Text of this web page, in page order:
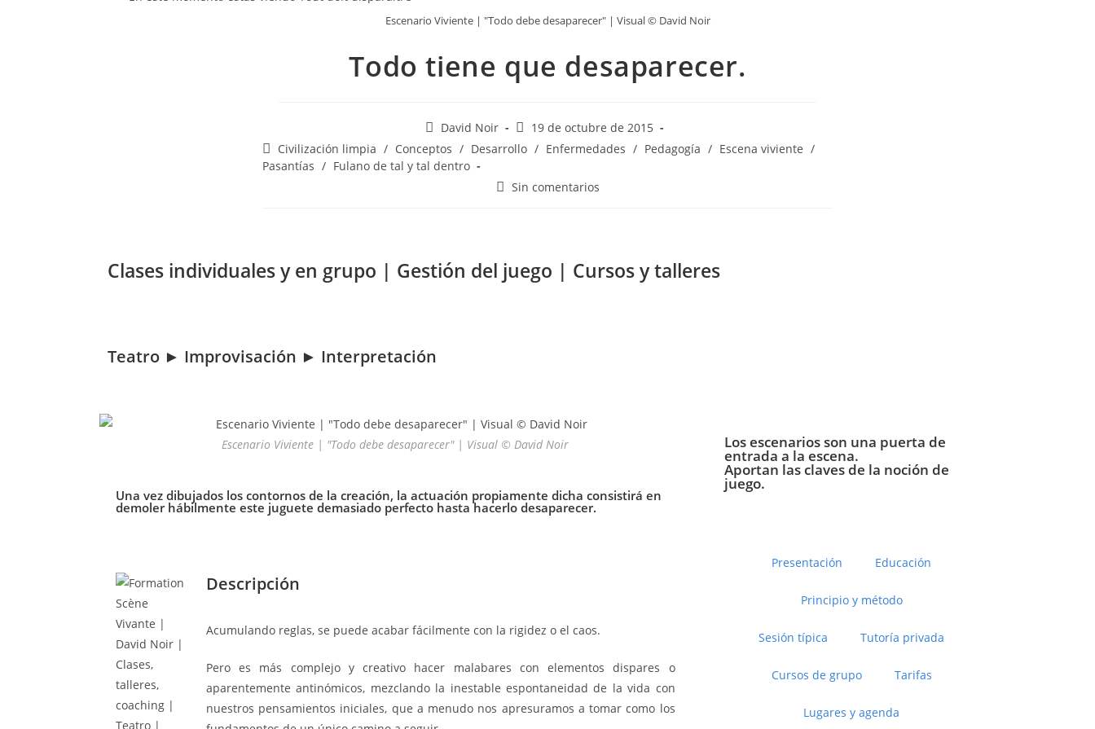
Escenario Viviente | "Todo debe desaparecer" | Visual © David Noir
Todo tiene que desaparecer.
David Noir
19 de octubre de 2015
Civilización limpia / Conceptos / Desarrollo / Enfermedades / Pedagogía / Escena viviente /
Pasantías / Fulano de tal y tal dentro
Sin comentarios
Clases individuales y en grupo | Gestión del juego | Cursos y talleres
Teatro ► Improvisación ► Interpretación
Escenario Viviente | "Todo debe desaparecer" | Visual © David Noir
Una vez dibujados los contornos de la creación, la actuación propiamente dicha consistirá en
demoler hábilmente este juguete demasiado perfecto hasta hacerlo desaparecer.
Descripción
Acumulando reglas, se puede acabar fácilmente con la rigidez o el caos.
Pero es más complejo y creativo hacer malabares con elementos dispares o
aparentemente antinómicos, mezclando la inestable espontaneidad de la vida con
nuestros pensamientos iniciales, que a menudo nos apresuramos a tomar como los
Los escenarios son una puerta de
entrada a la escena.
Aportan las claves de la noción de
juego.
Presentación Educación
Principio y método
Sesión típica Tutoría privada
Cursos de grupo Tarifas
Lugares y agenda